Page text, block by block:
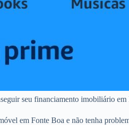
seu financiamento imobiliário
em Fonte Boa e não tenha